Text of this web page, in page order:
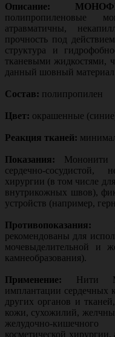
Описание:
полипропиленовые
атравматичны,
прочность под
структура и
тканевыми жидкостями,
данный шовный
Состав: полипропилен
Цвет: окрашенные
Реакция тканей:
Показания: Мононити
сердечно-сосудистой,
хирургии (в том числе
внутрикожных швов),
устройств (например,
Противопоказания:
рекомендованы для
мочевыделительной и
камнеобразования).
Применение: Нити
имплантации сердечных
других органов и
кожи, сухожилий,
желудочно-
косметической